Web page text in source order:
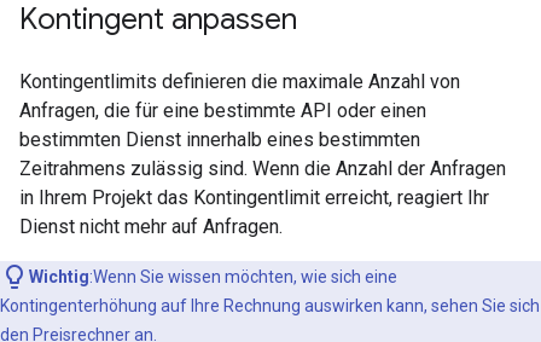
Kontingent anpassen
Kontingentlimits definieren die maximale Anzahl von
Anfragen, die für eine bestimmte API oder einen
bestimmten Dienst innerhalb eines bestimmten
Zeitrahmens zulässig sind. Wenn die Anzahl der Anfragen
in Ihrem Projekt das Kontingentlimit erreicht, reagiert Ihr
Dienst nicht mehr auf Anfragen.
Wichtig:Wenn Sie wissen möchten, wie sich eine
Kontingenterhöhung auf Ihre Rechnung auswirken kann, sehen Sie sich
den Preisrechneran.